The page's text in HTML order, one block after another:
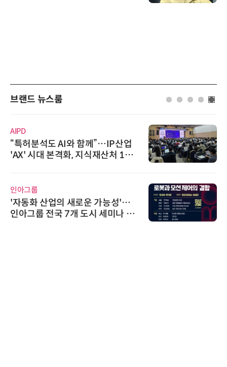
브랜드 뉴스룸
AIPD
“특허분석도 AI와 함께”…IP산업
'AX' 시대 본격화, 지식재산처 1호
인아그룹
'자동화 산업의 새로운 가능성'…
인아그룹 전국 7개 도시 세미나 페